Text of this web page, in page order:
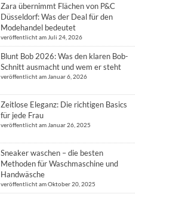
Zara übernimmt Flächen von P&C
Düsseldorf: Was der Deal für den
Modehandel bedeutet
veröffentlicht am Juli 24, 2026
Blunt Bob 2026: Was den klaren Bob-
Schnitt ausmacht und wem er steht
veröffentlicht am Januar 6, 2026
Zeitlose Eleganz: Die richtigen Basics
für jede Frau
veröffentlicht am Januar 26, 2025
Sneaker waschen – die besten
Methoden für Waschmaschine und
Handwäsche
veröffentlicht am Oktober 20, 2025